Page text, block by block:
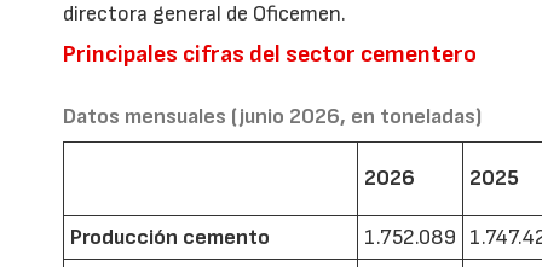
directora general de Oficemen.
Principales cifras del sector cementero
Datos mensuales (junio 2026, en toneladas)
2026 2025
Producción cemento 1.752.089